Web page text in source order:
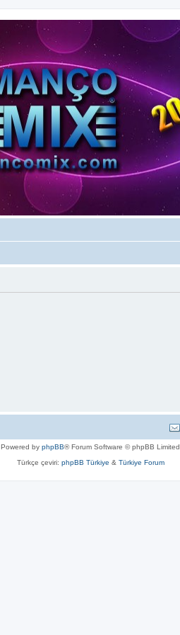
Powered by phpBB® Forum Software © phpBB Limited
Türkçe çeviri: phpBB Türkiye & Türkiye Forum